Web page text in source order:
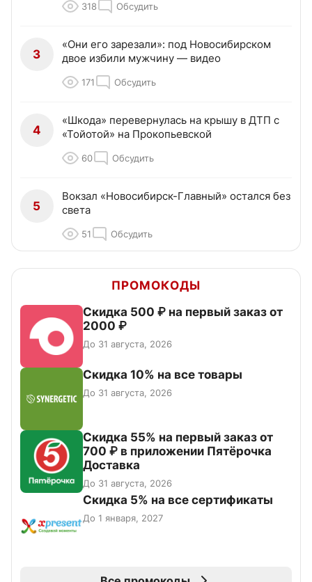
318 Обсудить
3
«Они его зарезали»: под Новосибирском
двое избили мужчину — видео
171 Обсудить
4
«Шкода» перевернулась на крышу в ДТП с
«Тойотой» на Прокопьевской
60 Обсудить
5
Вокзал «Новосибирск-Главный» остался без
света
51 Обсудить
ПРОМОКОДЫ
Скидка 500 ₽ на первый заказ от
2000 ₽
До 31 августа, 2026
Скидка 10% на все товары
До 31 августа, 2026
Скидка 55% на первый заказ от
700 ₽ в приложении Пятёрочка
Доставка
До 31 августа, 2026
Скидка 5% на все сертификаты
До 1 января, 2027